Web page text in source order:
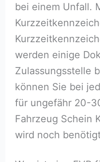
bei einem Unfall.
werden einige
Zulassungsstelle
können Sie bei
für ungefähr 20-
Fahrzeug Schein
wird noch